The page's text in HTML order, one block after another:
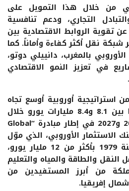
من خلال هذا التمويل على
التجاري، ودعم تنافسية
تقوية الروابط الاقتصادية بين
شبكة نقل أكثر كفاءة وأماناً. كما
بالمغرب، دانييلي دوتو،
في تعزيز النمو الاقتصادي
استراتيجية أوروبية أوسع تجاه
بين 8.1 و8.4 مليارات يورو
خلال
Global
الاستثمار الأوروبي، الذي موّل
12 مليار يورو
،
والطاقة والمياه والتعليم
من أبرز المستفيدين من
إفريقيا.